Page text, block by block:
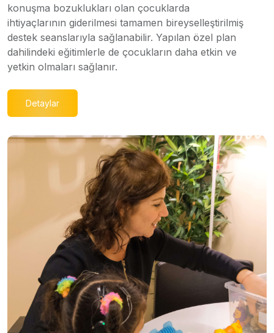
konuşma bozuklukları olan çocuklarda
ihtiyaçlarının giderilmesi tamamen bireyselleştirilmiş
destek seanslarıyla sağlanabilir. Yapılan özel plan
dahilindeki eğitimlerle de çocukların daha etkin ve
yetkin olmaları sağlanır.
Detaylar